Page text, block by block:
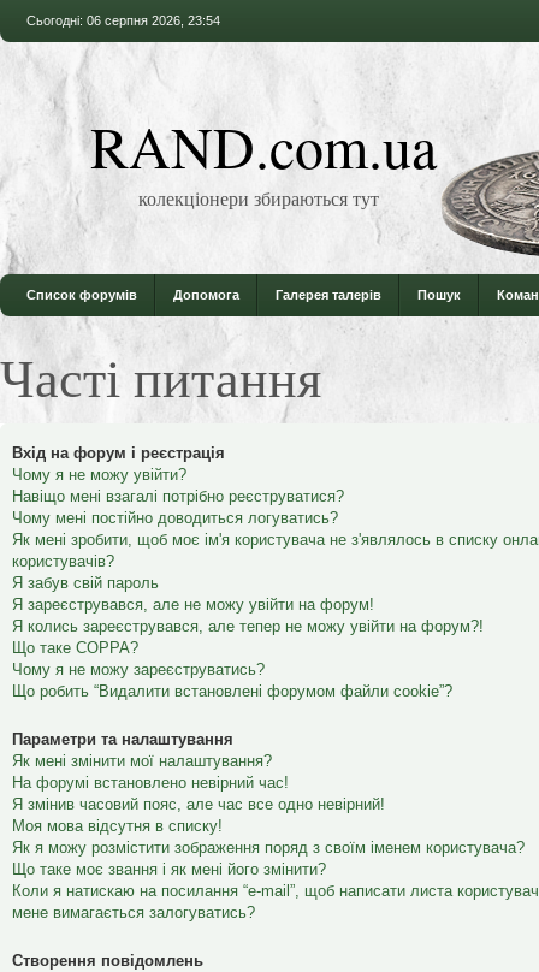
Сьогодні: 06 серпня 2026, 23:54
RAND.com.ua
колекціонери збираються тут
Список форумів Допомога Галерея талерів Пошук
Часті питання
Вхід на форум і реєстрація
Чому я не можу увійти?
Навіщо мені взагалі потрібно реєструватися?
Чому мені постійно доводиться логуватись?
Як мені зробити, щоб моє ім'я користувача не з'являлось в списку
користувачів?
Я забув свій пароль
Я зареєструвався, але не можу увійти на форум!
Я колись зареєструвався, але тепер не можу увійти на форум?!
Що таке COPPA?
Чому я не можу зареєструватись?
Що робить “Видалити встановлені форумом файли cookie”?
Параметри та налаштування
Як мені змінити мої налаштування?
На форумі встановлено невірний час!
Я змінив часовий пояс, але час все одно невірний!
Моя мова відсутня в списку!
Як я можу розмістити зображення поряд з своїм іменем користувача?
Що таке моє звання і як мені його змінити?
Коли я натискаю на посилання “e-mail”, щоб написати листа
мене вимагається залогуватись?
Створення повідомлень